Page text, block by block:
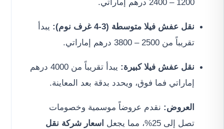
1200 – 2400 درهم إماراتي.
نقل عفش فيلا متوسطة (3-4 غرف نوم):
يبدأ
تقريباً من 2500 – 3800 درهم إماراتي.
نقل عفش فيلا كبيرة:
يبدأ تقريباً من 4000 درهم
إماراتي فما فوق، ويحدد بدقة بعد المعاينة.
العروض: نقدم عروضاً موسمية وخصومات
تصل إلى 25%، مما يجعل
اسعار شركة نقل